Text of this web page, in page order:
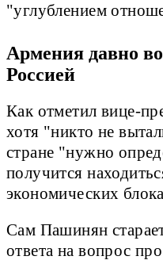
"углублением
Армения давно
Россией
Как отметил вице-
хотя "никто не
стране "нужно
получится
экономических
Сам Пашинян
ответа на вопрос